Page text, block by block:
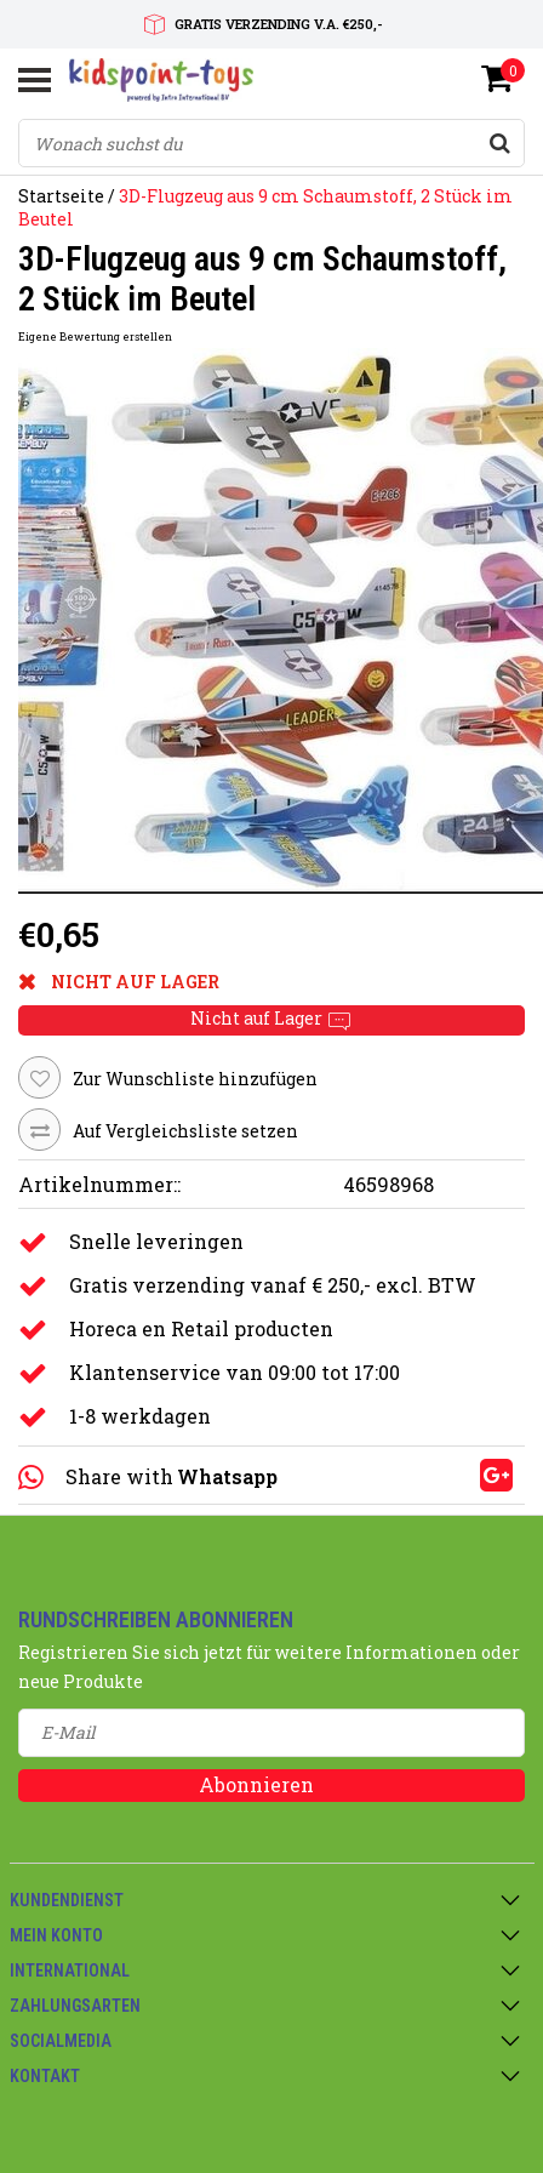
GRATIS VERZENDING V.A. €250,-
SNELLE LEVERTIJD
SERVICE OP MAAT
0
Startseite /3D-Flugzeug aus 9 cm Schaumstoff, 2 Stück im
Beutel
3D-Flugzeug aus 9 cm Schaumstoff,
2 Stück im Beutel
Eigene Bewertung erstellen
€0,65
NICHT AUF LAGER
Nicht auf Lager
Zur Wunschliste hinzufügen
Auf Vergleichsliste setzen
Artikelnummer:: 46598968
Snelle leveringen
Gratis verzending vanaf € 250,- excl. BTW
Horeca en Retail producten
Klantenservice van 09:00 tot 17:00
1-8 werkdagen
Share with Whatsapp
RUNDSCHREIBEN ABONNIEREN
Registrieren Sie sich jetzt für weitere Informationen oder
neue Produkte
Abonnieren
KUNDENDIENST
MEIN KONTO
INTERNATIONAL
ZAHLUNGSARTEN
SOCIALMEDIA
KONTAKT